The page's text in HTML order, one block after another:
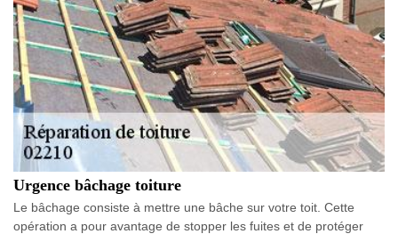
Urgence bâchage toiture
Le bâchage consiste à mettre une bâche sur votre toit. Cette
opération a pour avantage de stopper les fuites et de protéger